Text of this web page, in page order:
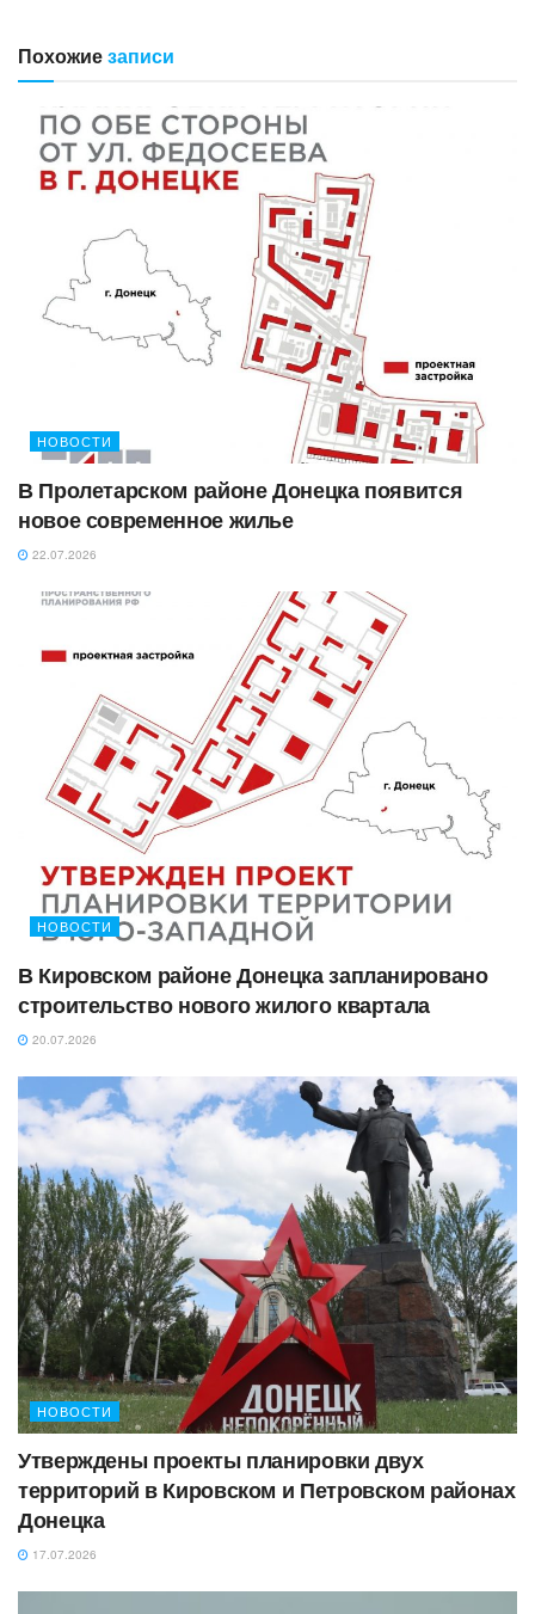
Похожиезаписи
НОВОСТИ
В Пролетарском районе Донецка появится
новое современное жилье
22.07.2026
НОВОСТИ
В Кировском районе Донецка запланировано
строительство нового жилого квартала
20.07.2026
НОВОСТИ
Утверждены проекты планировки двух
территорий в Кировском и Петровском районах
Донецка
17.07.2026